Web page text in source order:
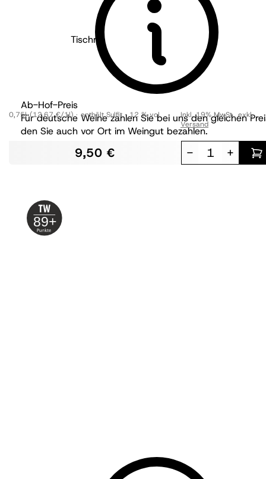
Tischmacher Weine - Pfalz
2022
Feierabend Riesling
trocken
BIO
Ab-Hof-Preis
Für deutsche Weine zahlen Sie bei uns den gleichen
den Sie auch vor Ort im Weingut bezahlen.
0,75l (12,67 €/1l) enthält Sulfit 12 % vol
9,50 €
Inkl. 19% MwSt.,exkl.
Versand
- +
89+